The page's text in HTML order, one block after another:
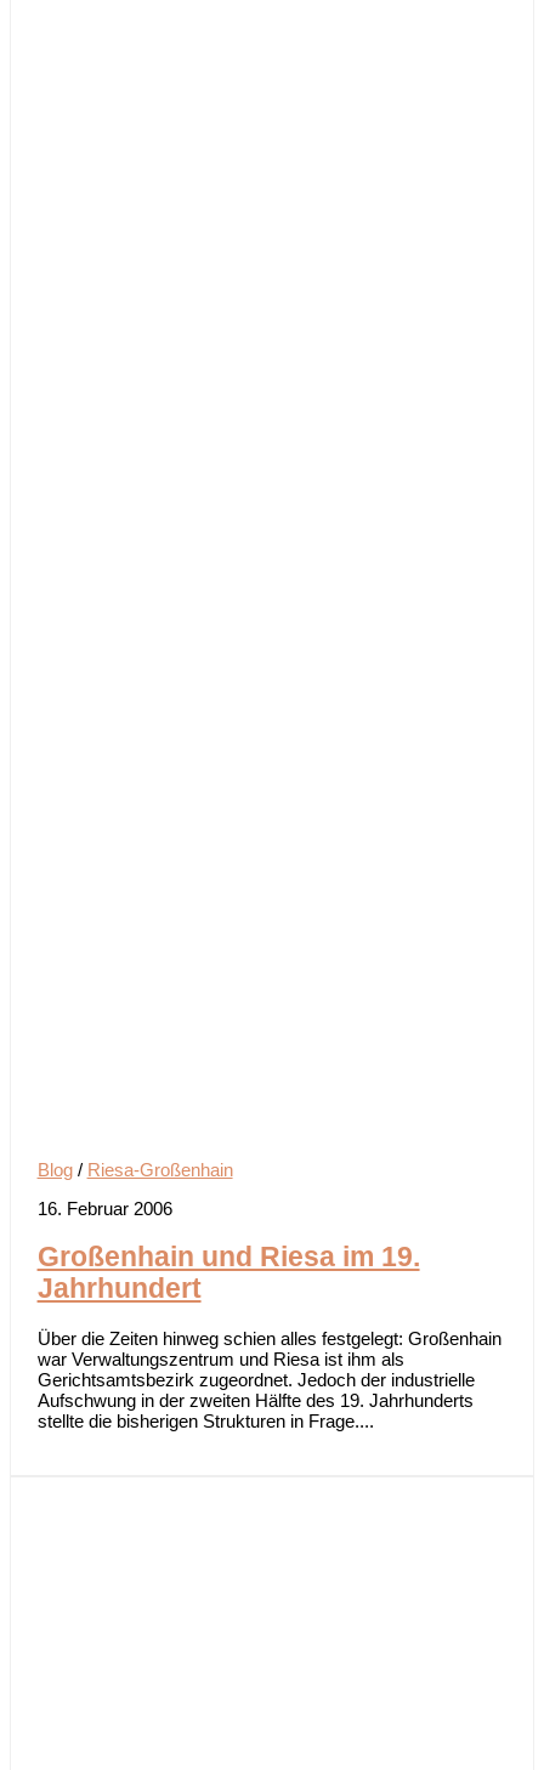
Blog/ Riesa-Großenhain
16. Februar 2006
Großenhain und Riesa im 19.
Jahrhundert
Über die Zeiten hinweg schien alles festgelegt: Großenhain
war Verwaltungszentrum und Riesa ist ihm als
Gerichtsamtsbezirk zugeordnet. Jedoch der industrielle
Aufschwung in der zweiten Hälfte des 19. Jahrhunderts
stellte die bisherigen Strukturen in Frage....